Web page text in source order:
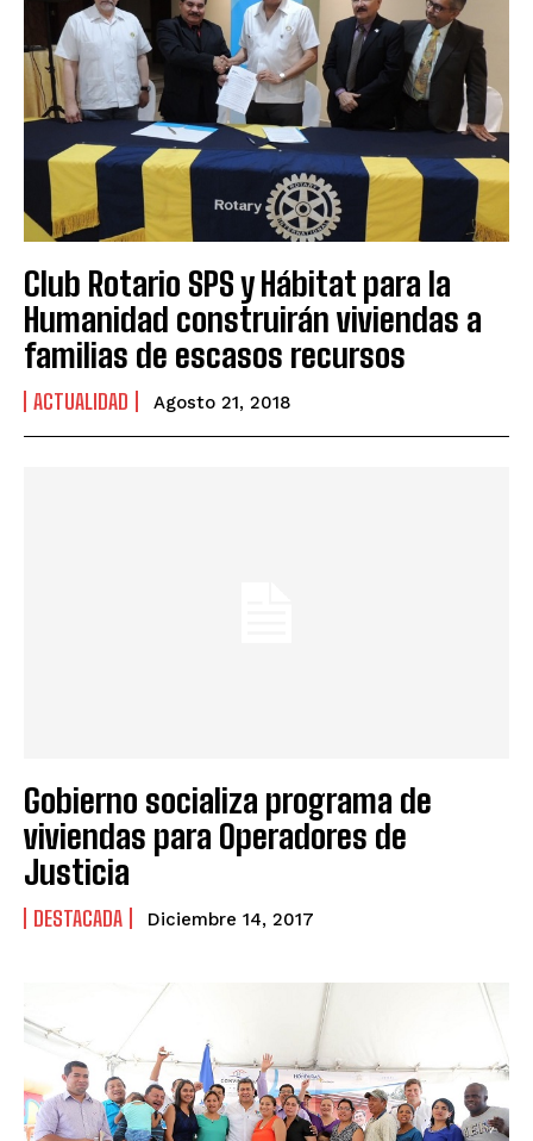
Club Rotario SPS y Hábitat para la
Humanidad construirán viviendas a
familias de escasos recursos
ACTUALIDAD Agosto 21, 2018
Gobierno socializa programa de
viviendas para Operadores de
Justicia
DESTACADA Diciembre 14, 2017